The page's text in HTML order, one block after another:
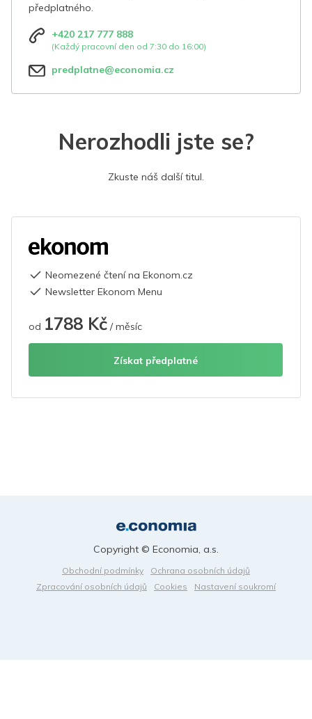
předplatného.
+420 217 777 888
(Každý pracovní den od 7:30 do 16:00)
predplatne@economia.cz
Nerozhodli jste se?
Zkuste náš další titul.
Neomezené čtení na Ekonom.cz
Newsletter Ekonom Menu
od 1788 Kč / měsíc
Získat předplatné
Obchodní podmínky
Ochrana osobních údajů
Zpracování osobních údajů
Cookies Nastavení soukromí
Copyright © Economia, a.s.